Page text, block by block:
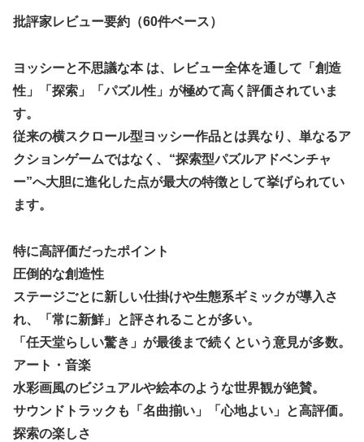
【艦これ】今回ソ連艦てまたユーロの仲間入りしとんのか
海外「日本なんて行くんじゃなかった…」 日本を知ってし
まったディズニー信者、帰国後『本家』に失望する事態に
【ウマ娘】セイちゃんの攻撃力を見よ！！！
LIAR GAME -ライアーゲーム- 第17話 感想：秋山さんの逆
FF4とかいうカッコいい竜騎士が活躍するゲーム最高だよな
【画像】 YouTubeコメント欄、キレッキレ
【デレマス】 仮面ライダーバロンＰ第２話「蒼翼の乙女」
【速報】 ひろゆき、離婚ｗｗｗｗｗｗ
「創刻のファイアホイール」+埋めネタ「ファイアホイール
TCG・その後」
『マリオカートワールド』はどうすればよかったのか…
やる夫「催眠アプリを手に入れたんだけど……これ必要だっ
た？」 第29話
批評家レビュー要約（60件ベース）
ヨッシーと不思議な本 は、レビュー全体を通して「創造
性」「探索」「パズル性」が極めて高く評価されていま
す。
従来の横スクロール型ヨッシー作品とは異なり、単なるア
クションゲームではなく、“探索型パズルアドベンチャ
ー”へ大胆に進化した点が最大の特徴として挙げられてい
ます。
特に高評価だったポイント
圧倒的な創造性
ステージごとに新しい仕掛けや生態系ギミックが導入さ
れ、「常に新鮮」と評されることが多い。
「任天堂らしい驚き」が最後まで続くという意見が多数。
アート・音楽
水彩画風のビジュアルや絵本のような世界観が絶賛。
サウンドトラックも「名曲揃い」「心地よい」と高評価。
探索の楽しさ